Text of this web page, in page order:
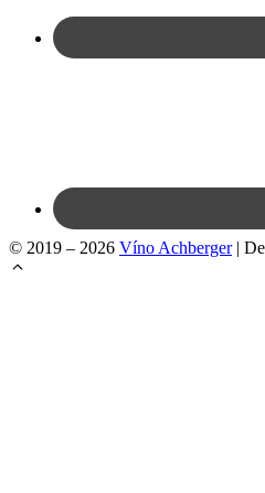
© 2019 – 2026 Víno Achberger|